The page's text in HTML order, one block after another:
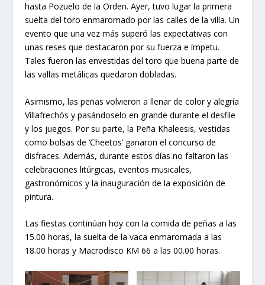
hasta Pozuelo de la Orden. Ayer, tuvo lugar la primera
suelta del toro enmaromado por las calles de la villa. Un
evento que una vez más superó las expectativas con
unas reses que destacaron por su fuerza e ímpetu.
Tales fueron las envestidas del toro que buena parte de
las vallas metálicas quedaron dobladas.
Asimismo, las peñas volvieron a llenar de color y alegría
Villafrechós y pasándoselo en grande durante el desfile
y los juegos. Por su parte, la Peña Khaleesis, vestidas
como bolsas de ‘Cheetos’ ganaron el concurso de
disfraces. Además, durante estos días no faltaron las
celebraciones litúrgicas, eventos musicales,
gastronómicos y la inauguración de la exposición de
pintura.
Las fiestas continúan hoy con la comida de peñas a las
15.00 horas, la suelta de la vaca enmaromada a las
18.00 horas y Macrodisco KM 66 a las 00.00 horas.